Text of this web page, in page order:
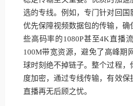
选的专线。例如，专门针对回国
优先保障视频数据包的传输，确
些高码率的1080P甚至4K直播
100M带宽资源，避免了高峰期
球时刻绝不掉链子。整个过程，
度加密，通过专线传输，有效保
直播再无后顾之忧。